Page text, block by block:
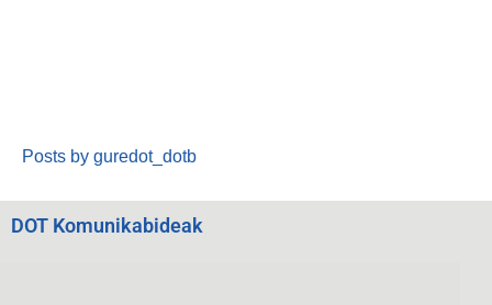
Posts by guredot_dotb
DOT Komunikabideak